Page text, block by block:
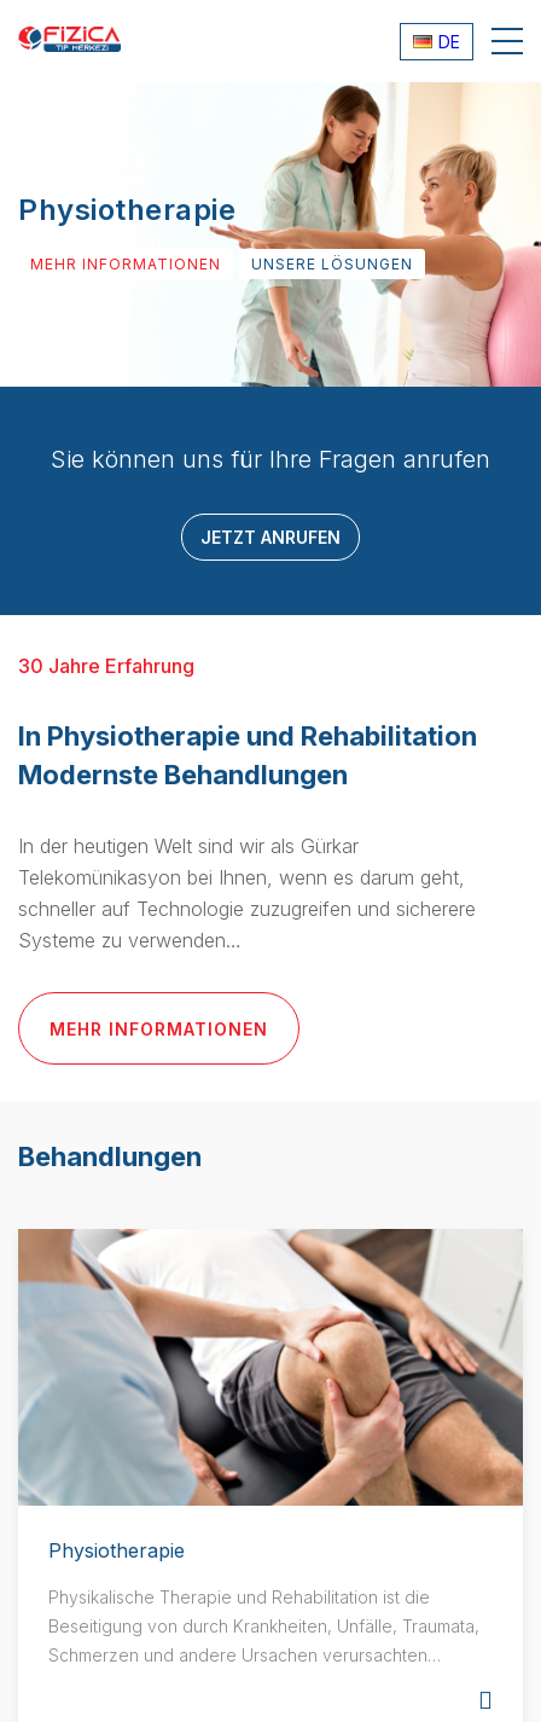
DE
Physiotherapie
MEHR INFORMATIONEN UNSERE LÖSUNGEN
Sie können uns für Ihre Fragen anrufen
JETZT ANRUFEN
30 Jahre Erfahrung
In Physiotherapie und Rehabilitation
Modernste Behandlungen
In der heutigen Welt sind wir als Gürkar
Telekomünikasyon bei Ihnen, wenn es darum geht,
schneller auf Technologie zuzugreifen und sicherere
Systeme zu verwenden…
MEHR INFORMATIONEN
Behandlungen
Physiotherapie
Physikalische Therapie und Rehabilitation ist die
Beseitigung von durch Krankheiten, Unfälle, Traumata,
Schmerzen und andere Ursachen verursachten